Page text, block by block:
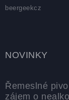
beergeekcz
NOVINKY
Řemeslné
zájem o